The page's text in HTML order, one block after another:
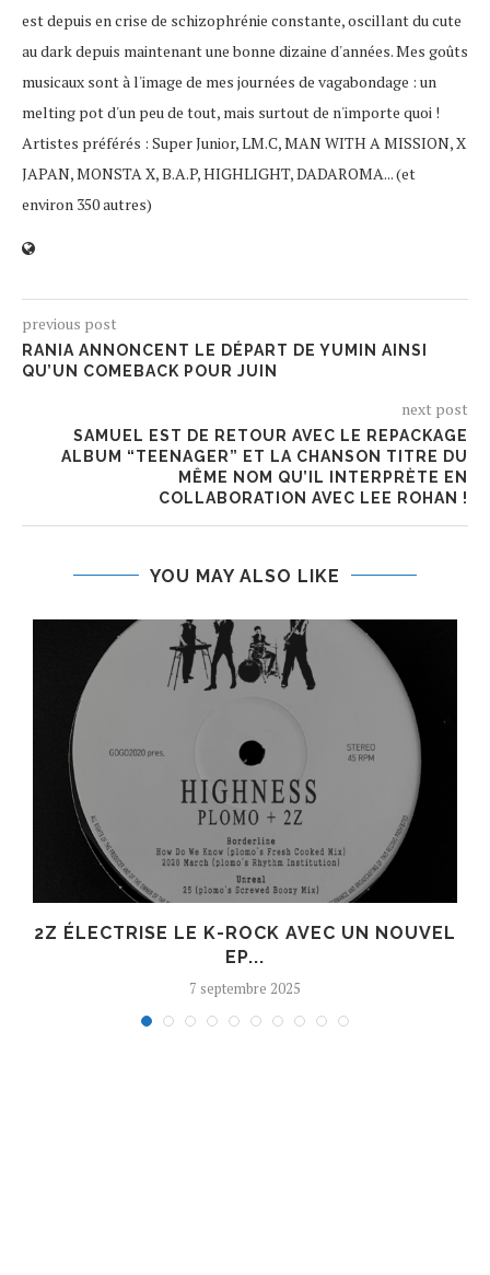
est depuis en crise de schizophrénie constante, oscillant du cute
au dark depuis maintenant une bonne dizaine d'années. Mes goûts
musicaux sont à l'image de mes journées de vagabondage : un
melting pot d'un peu de tout, mais surtout de n'importe quoi !
Artistes préférés : Super Junior, LM.C, MAN WITH A MISSION, X
JAPAN, MONSTA X, B.A.P, HIGHLIGHT, DADAROMA... (et
environ 350 autres)
previous post
RANIA ANNONCENT LE DÉPART DE YUMIN AINSI
QU’UN COMEBACK POUR JUIN
next post
SAMUEL EST DE RETOUR AVEC LE REPACKAGE
ALBUM “TEENAGER” ET LA CHANSON TITRE DU
MÊME NOM QU’IL INTERPRÈTE EN
COLLABORATION AVEC LEE ROHAN !
YOU MAY ALSO LIKE
2Z ÉLECTRISE LE K-ROCK AVEC UN NOUVEL
EP...
7 septembre 2025